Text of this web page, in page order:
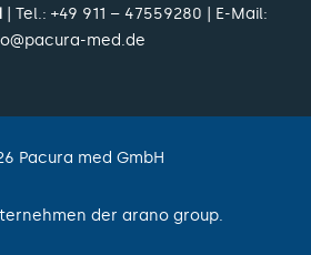
| Tel.: +49 911 – 47559280 | E-Mail:
med.de
Pacura med GmbH
der arano group.